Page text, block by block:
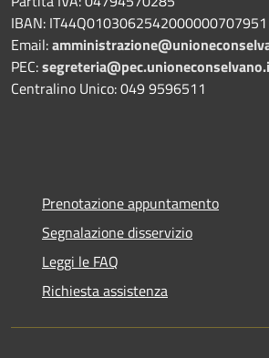
IBAN: IT44Q0103062542000000707951
Email:
PEC:
Centralino Unico: 049 9596511
Prenotazione appuntamento
Segnalazione disservizio
Leggi le FAQ
Richiesta assistenza